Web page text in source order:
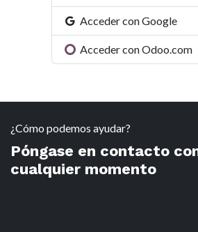
Acceder con Google
Acceder con Odoo.com
¿Cómo podemos ayudar?
Póngase en contacto
cualquier momento